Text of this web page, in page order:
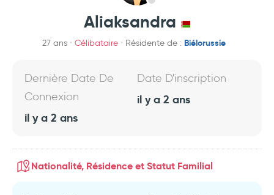
Aliaksandra
27 ans Célibataire Résidente de : Biélorussie
Dernière Date De
Connexion
il y a 2 ans
Date D'inscription
il y a 2 ans
Nationalité, Résidence et Statut Familial